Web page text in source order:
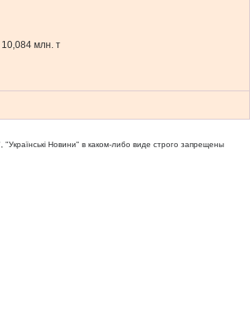
10,084 млн. т
Новини" в каком-либо виде строго запрещены